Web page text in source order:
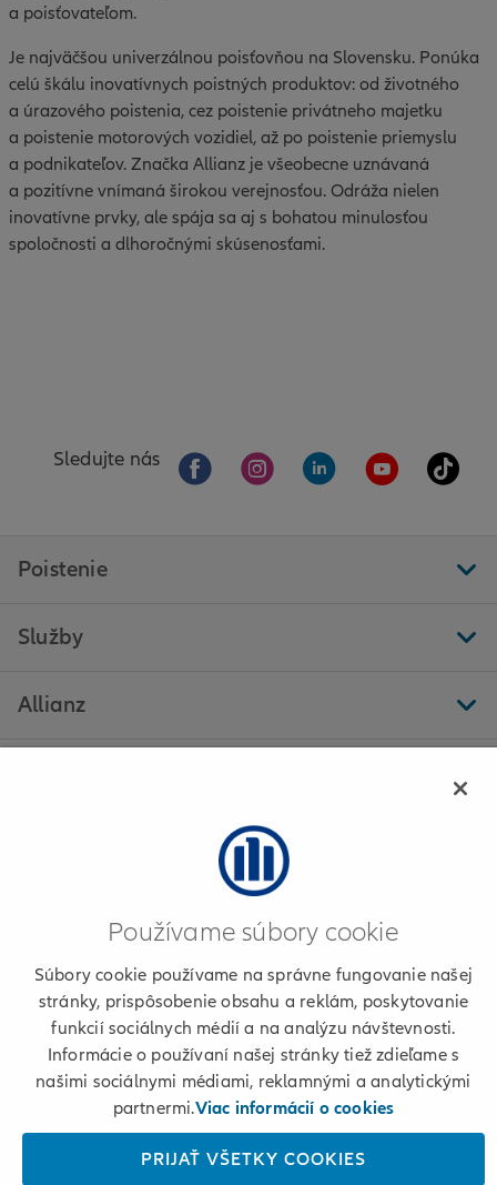
a poisťovateľom.
Je najväčšou univerzálnou poisťovňou na Slovensku. Ponúka
celú škálu inovatívnych poistných produktov: od životného
a úrazového poistenia, cez poistenie privátneho majetku
a poistenie motorových vozidiel, až po poistenie priemyslu
a podnikateľov. Značka Allianz je všeobecne uznávaná
a pozitívne vnímaná širokou verejnosťou. Odráža nielen
inovatívne prvky, ale spája sa aj s bohatou minulosťou
spoločnosti a dlhoročnými skúsenosťami.
Sledujte nás
Poistenie
Služby
Allianz
Podmienky používania a cookies
Osobné údaje
+421 2 50 122 222
Allianz - Jozef Píš - Šahy
Používame súbory cookie
Súbory cookie používame na správne fungovanie našej
stránky, prispôsobenie obsahu a reklám, poskytovanie
funkcií sociálnych médií a na analýzu návštevnosti.
Informácie o používaní našej stránky tiež zdieľame s
našimi sociálnymi médiami, reklamnými a analytickými
partnermi.Viac informácií o cookies
PRIJAŤ VŠETKY COOKIES